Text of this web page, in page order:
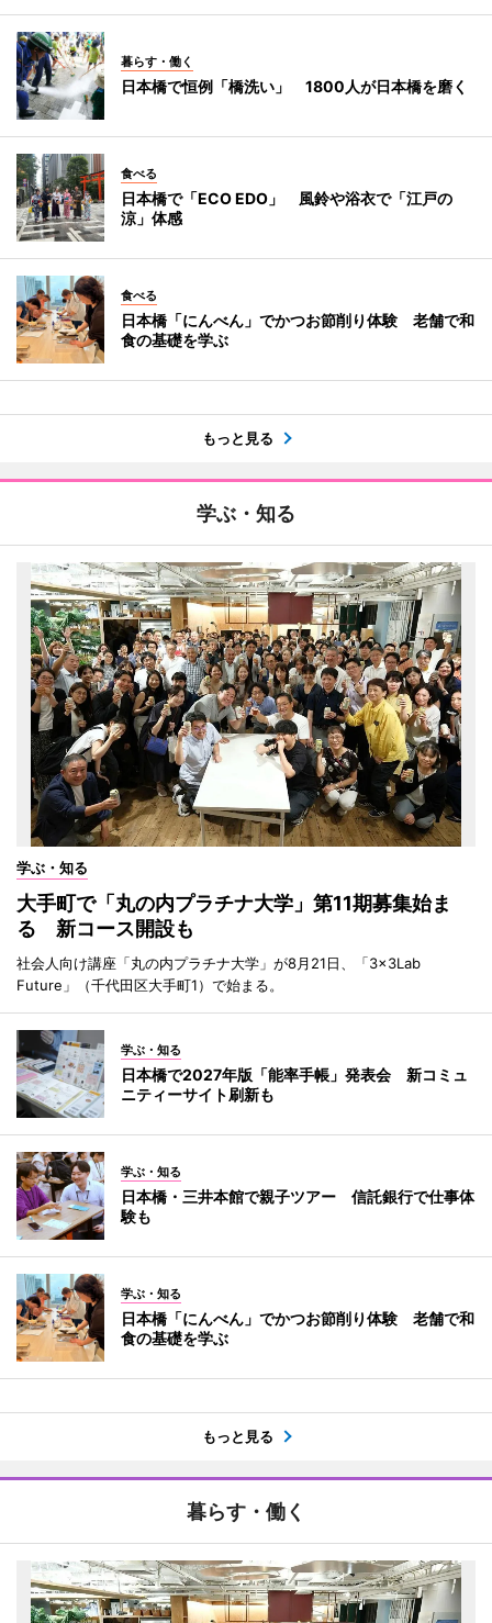
暮らす・働く
日本橋で恒例「橋洗い」 1800人が日本橋を磨く
食べる
日本橋で「ECO EDO」 風鈴や浴衣で「江戸の
涼」体感
食べる
日本橋「にんべん」でかつお節削り体験 老舗で和
食の基礎を学ぶ
もっと見る
学ぶ・知る
学ぶ・知る
大手町で「丸の内プラチナ大学」第11期募集始ま
る 新コース開設も
社会人向け講座「丸の内プラチナ大学」が8月21日、「3×3Lab
Future」（千代田区大手町1）で始まる。
学ぶ・知る
日本橋で2027年版「能率手帳」発表会 新コミュ
ニティーサイト刷新も
学ぶ・知る
日本橋・三井本館で親子ツアー 信託銀行で仕事体
験も
学ぶ・知る
日本橋「にんべん」でかつお節削り体験 老舗で和
食の基礎を学ぶ
もっと見る
暮らす・働く